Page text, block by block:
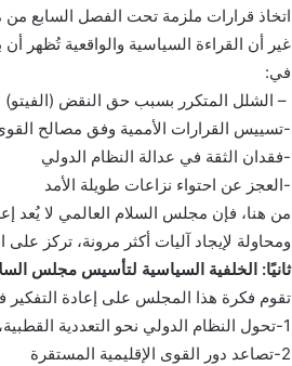
اتخاذ قرارات ملزمة تحت الفصل السابع من
غير أن القراءة السياسية والواقعية تُظهر
في:
– الشلل المتكرر بسبب حق النقض (الفيتو)
-تسييس القرارات الأممية وفق مصالح
-فقدان الثقة في عدالة النظام الدولي
-العجز عن احتواء نزاعات طويلة الأمد
من هنا، فإن مجلس السلام العالمي لا يُعد
ومحاولة لإيجاد آليات أكثر مرونة، تركز
ثانيًا: الخلفية السياسية لتأسيس مجلس
تقوم فكرة هذا المجلس على إعادة التفكير
1-تحول النظام الدولي نحو التعددية القطبية، حيث لم تعد القوى التقليدية وحدها قادرة على ضبط التوازنات العالمية.
2-تصاعد دور القوى الإقليمية المستقرة